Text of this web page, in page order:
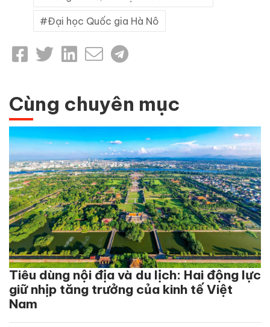
Đại học Quốc gia Hà Nô
Cùng chuyên mục
Tiêu dùng nội địa và du lịch: Hai động lực
giữ nhịp tăng trưởng của kinh tế Việt
Nam